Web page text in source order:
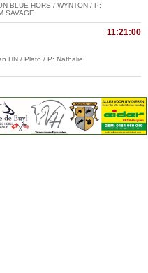
BLUE HORS / WYNTON / P:
SAVAGE
11:21:00
HN / Plato / P: Nathalie